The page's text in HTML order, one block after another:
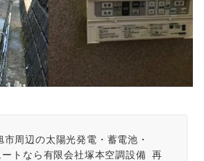
周辺の太陽光発電・蓄電池・
ートなら有限会社塚本空調設備 再